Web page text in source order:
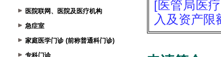
医院联网、医院及医疗机构
急症室
家庭医学门诊 (前称普通科门诊)
专科门诊